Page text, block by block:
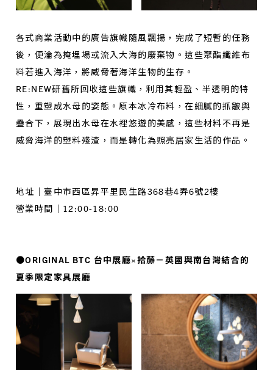
各式商業活動中的廣告旗幟隨風飄揚，完成了短暫的任務
後，便淪為掩埋場或流入大海的廢棄物。這些聚酯纖維布
料若進入海洋，將威脅著海洋生物的生存。
RE:NEW研舊所回收這些旗幟，利用其輕盈、半透明的特
性，重塑成水母的姿態。原本冰冷布料，在細膩的抓皺與
疊合下，展現出水母在水裡悠遊的美感，這些材料不再是
威脅海洋的塑料殘渣，而是轉化為照亮居家生活的作品。
地址｜臺中市西區昇平里民生路368巷4弄6號2樓
營業時間｜12:00-18:00
●ORIGINAL BTC 台中展廳×拾藤－英國與南台灣結合的
夏季限定家具展廳